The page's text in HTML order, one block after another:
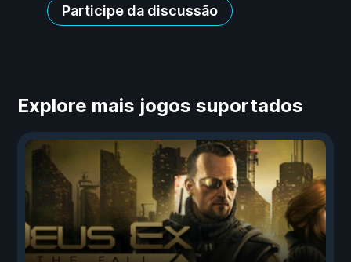
Participe da discussão
Explore mais jogos suportados